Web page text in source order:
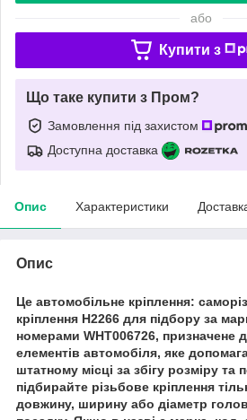
або
Купити з
Що таке купити з Пром?
Замовлення під захистом
Доступна доставка
Опис Характеристики
Опис
Це автомобільне кріплення:
кріплення H2266 для підбору за
номерами WHT006726, призначене
елементів автомобіля, яке
штатному місці за збігу розміру та
підбирайте різьбове кріплення
довжину, ширину або діаметр